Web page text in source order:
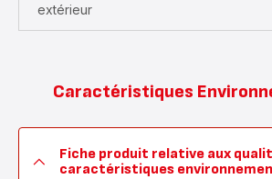
extérieur
Caractéristiques
Fiche produit relative aux
caractéristiques